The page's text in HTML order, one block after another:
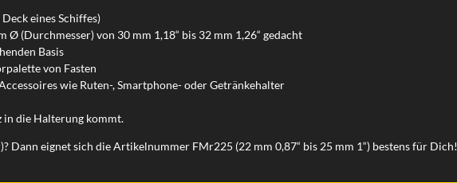
eines Schiffes)
(Durchmesser) von 30 mm 1,18“ bis 32 mm 1,26“ gedacht
Basis
von Fasten
wie Ruten-, Smartphone- oder Getränkehalter
in die Halterung kommt.
Dann eignet sich die Artikelnummer FMr225 (22 mm 0,87“ bis 25 mm 1“) bestens für Dich!